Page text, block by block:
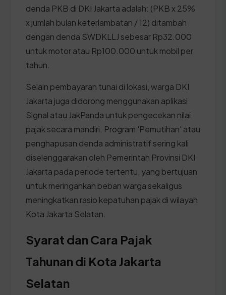
denda PKB di DKI Jakarta adalah: (PKB x 25%
x jumlah bulan keterlambatan / 12) ditambah
dengan denda SWDKLLJ sebesar Rp32.000
untuk motor atau Rp100.000 untuk mobil per
tahun.
Selain pembayaran tunai di lokasi, warga DKI
Jakarta juga didorong menggunakan aplikasi
Signal atau JakPanda untuk pengecekan nilai
pajak secara mandiri. Program 'Pemutihan' atau
penghapusan denda administratif sering kali
diselenggarakan oleh Pemerintah Provinsi DKI
Jakarta pada periode tertentu, yang bertujuan
untuk meringankan beban warga sekaligus
meningkatkan rasio kepatuhan pajak di wilayah
Kota Jakarta Selatan.
Syarat dan Cara Pajak
Tahunan di Kota Jakarta
Selatan